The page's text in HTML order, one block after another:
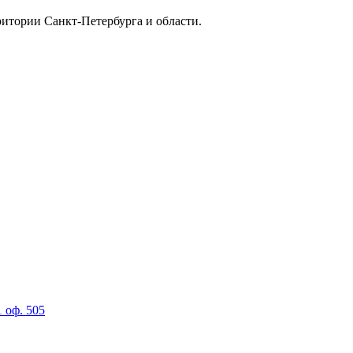
Санкт-Петербурга и области.
оф. 505